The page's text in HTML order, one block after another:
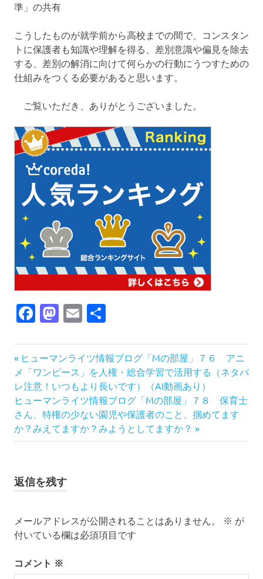
準」の共有
こうしたものが就学前から高校までの間で、コンスタン
トに保護者も知識や理解を得る、差別意識や偏見を除去
する、差別の解消に向けて何らかの行動にうつすための
仕組みをつくる必要があると思います。
ご覧いただき、ありがとうございました。
Facebook
Mastodon
Email
権
差
別
教
育
特
投
稿
ナ
ビ
ー
ョ
ン
前
の
記
事:
ヒューマンライツ情報ブログ「Mの部屋」７６ アニ
メ「ワンピース」を人権・総合学習で活用する（ネタバ
レ注意！いつもより長いです）（AI動画あり）
次
の
記
事:
ヒューマンライツ情報ブログ「Mの部屋」７８ 保育士
さん、特権の少ない園児や保護者のこと、掴めてます
か？みえてますか？みようとしてますか？
返信を残す
メールアドレスが公開されることはありません。 ※ が
付いている欄は必須項目です
コメント ※